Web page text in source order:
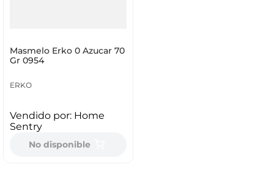
Masmelo Erko 0 Azucar 70
Gr 0954
ERKO
Vendido por: Home
Sentry
No disponible